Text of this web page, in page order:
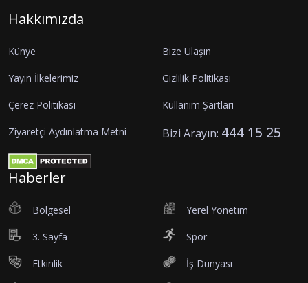
Hakkımızda
Künye Bize Ulaşın
Yayın İlkelerimiz Gizlilik Politikası
Çerez Politikası Kullanım Şartları
Ziyaretçi Aydınlatma Metni Bizi Arayın: 444 15 25
Haberler
Bölgesel Yerel Yönetim
3. Sayfa Spor
Etkinlik İş Dünyası